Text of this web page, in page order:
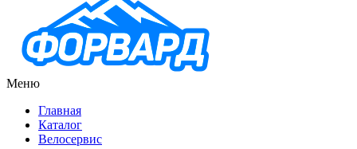
Меню
Главная
Каталог
Велосервис